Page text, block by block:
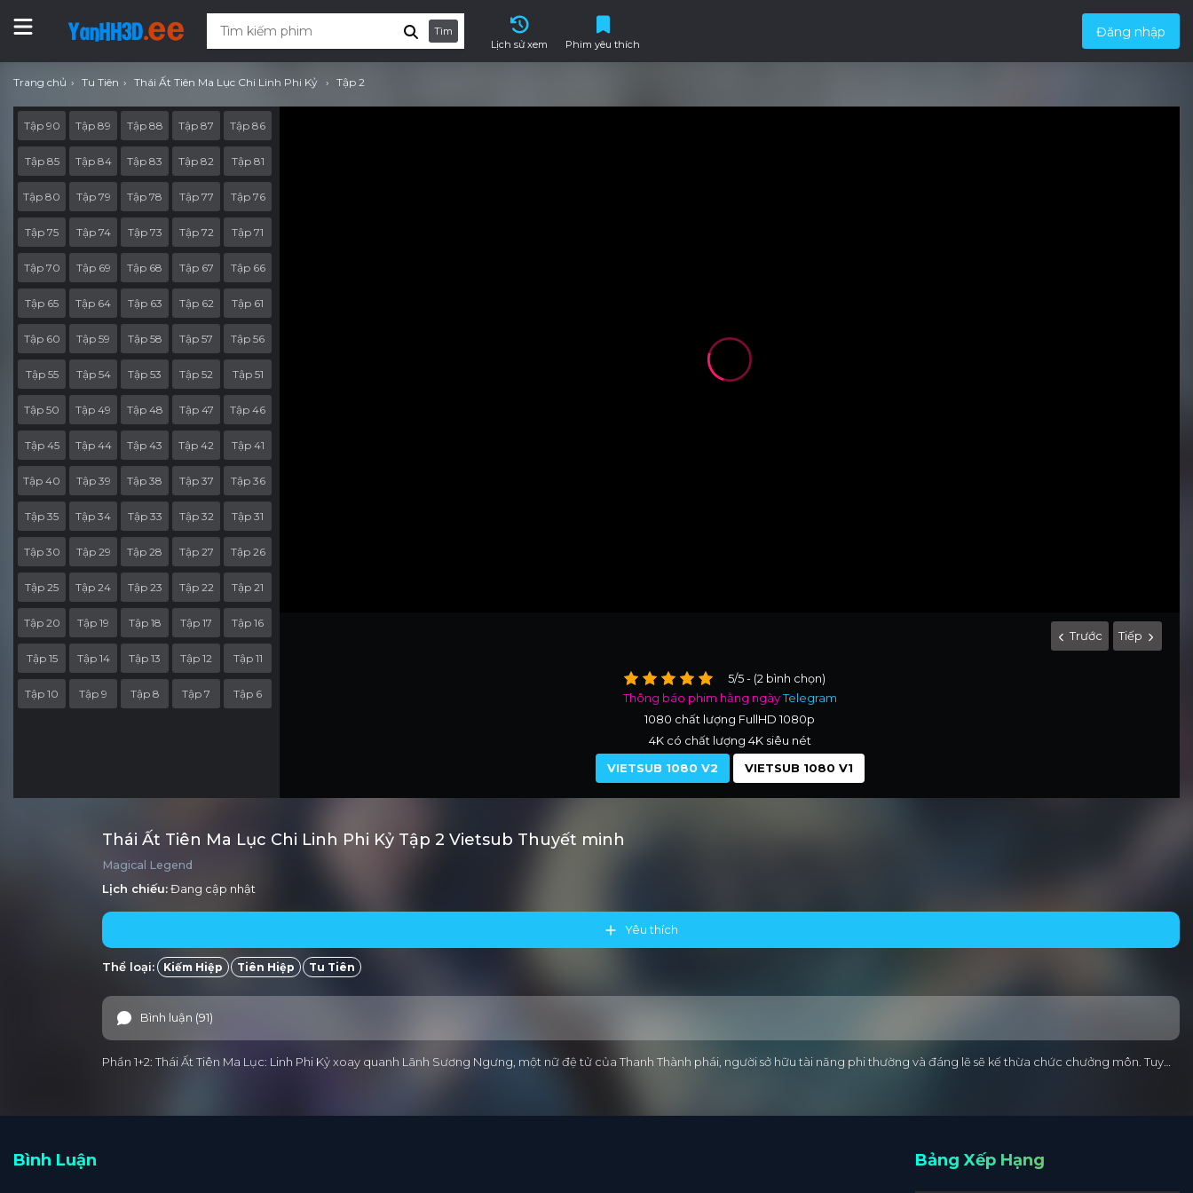
Tìm
Lịch sử xem
Phim yêu thích
Đăng nhập
Trang chủ Tu Tiên Thái Ất Tiên Ma Lục Chi Linh Phi Kỷ Tập 2
Trước Tiếp
5/5 - (2 bình chọn)
Thông báo phim hằng ngàyTelegram
1080 chất lượng FullHD 1080p
4K có chất lượng 4K siêu nét
VIETSUB 1080 V2
VIETSUB 1080 V1
Tập 90 Tập 89 Tập 88 Tập 87 Tập 86
Tập 85 Tập 84 Tập 83 Tập 82 Tập 81
Tập 80 Tập 79 Tập 78 Tập 77 Tập 76
Tập 75 Tập 74 Tập 73 Tập 72 Tập 71
Tập 70 Tập 69 Tập 68 Tập 67 Tập 66
Tập 65 Tập 64 Tập 63 Tập 62 Tập 61
Tập 60 Tập 59 Tập 58 Tập 57 Tập 56
Tập 55 Tập 54 Tập 53 Tập 52 Tập 51
Tập 50 Tập 49 Tập 48 Tập 47 Tập 46
Tập 45 Tập 44 Tập 43 Tập 42 Tập 41
Tập 40 Tập 39 Tập 38 Tập 37 Tập 36
Tập 35 Tập 34 Tập 33 Tập 32 Tập 31
Tập 30 Tập 29 Tập 28 Tập 27 Tập 26
Tập 25 Tập 24 Tập 23 Tập 22 Tập 21
Tập 20 Tập 19 Tập 18 Tập 17 Tập 16
Tập 15 Tập 14 Tập 13 Tập 12 Tập 11
Tập 10 Tập 9 Tập 8 Tập 7 Tập 6
Thái Ất Tiên Ma Lục Chi Linh Phi Kỷ Tập 2 Vietsub Thuyết minh
Magical Legend
Lịch chiếu:Đang cập nhật
Yêu thích
Thể loại: Kiếm Hiệp Tiên Hiệp Tu Tiên
Bình luận (91)
Phần 1+2: Thái Ất Tiên Ma Lục: Linh Phi Kỷ xoay quanh Lãnh Sương Ngưng, một nữ đệ tử của Thanh Thành phái, người sở hữu tài năng phi thường và đáng lẽ sẽ kế thừa chức chưởng môn. Tuy…
Bình Luận Bảng Xếp Hạng